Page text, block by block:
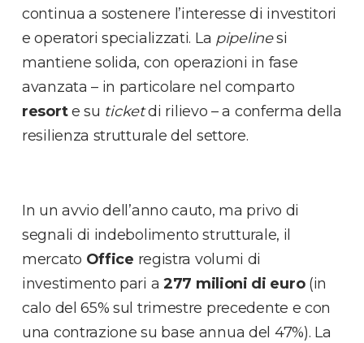
continua a sostenere l’interesse di investitori
e operatori specializzati. La pipelinesi
mantiene solida, con operazioni in fase
avanzata – in particolare nel comparto
resorte su ticketdi rilievo – a conferma della
resilienza strutturale del settore.
In un avvio dell’anno cauto, ma privo di
segnali di indebolimento strutturale, il
mercato Office registra volumi di
investimento pari a 277 milioni di euro(in
calo del 65% sul trimestre precedente e con
una contrazione su base annua del 47%). La